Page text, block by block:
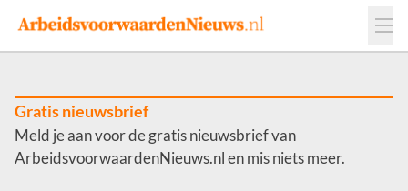
Events
Adverteren
Werkgevers
Contact
Gratis nieuwsbrief
Meld je aan voor de gratis nieuwsbrief van
ArbeidsvoorwaardenNieuws.nl en mis niets meer.